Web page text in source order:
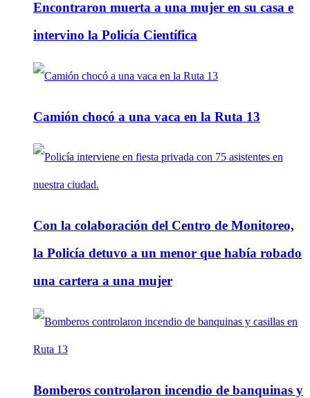
Encontraron muerta a una mujer en su casa e
intervino la Policía Científica
Camión chocó a una vaca en la Ruta 13
Con la colaboración del Centro de Monitoreo,
la Policía detuvo a un menor que había robado
una cartera a una mujer
Bomberos controlaron incendio de banquinas y